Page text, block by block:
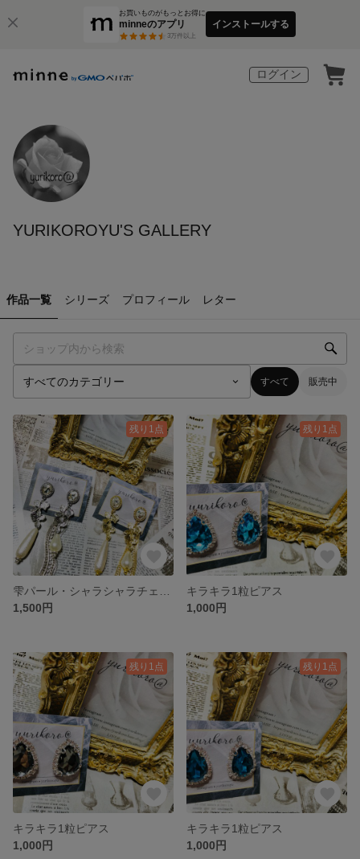
お買いものがもっとお得に
minneのアプリ
3万件以上
インストールする
ログイン
YURIKOROYU'S GALLERY
作品一覧 シリーズ プロフィール レター
すべて 販売中
残り1点
1,500円
残り1点
キラキラ1粒ピアス
1,000円
残り1点
キラキラ1粒ピアス
1,000円
残り1点
キラキラ1粒ピアス
1,000円